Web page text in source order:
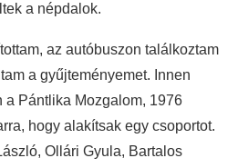
a népdalok.
az autóbuszon találkoztam
a gyűjteményemet. Innen
a Pántlika Mozgalom, 1976
hogy alakítsak egy csoportot.
Ollári Gyula, Bartalos